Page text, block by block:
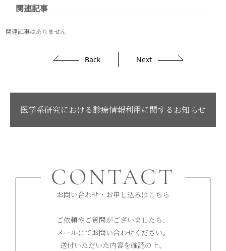
関連記事
関連記事はありません
Back Next
医学系研究における診療情報利用に関するお知らせ
CONTACT
お問い合わせ・お申し込みはこちら
ご依頼やご質問がございましたら、
メールにてお問い合わせください。
送付いただいた内容を確認の上、